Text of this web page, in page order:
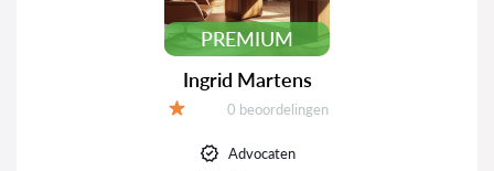
PREMIUM
Ingrid Martens
Beoordelingen:
0 beoordelingen
Advocaten